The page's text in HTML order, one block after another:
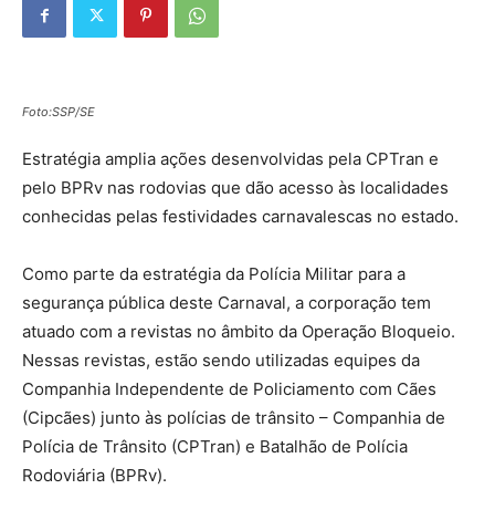
Foto:SSP/SE
Estratégia amplia ações desenvolvidas pela CPTran e
pelo BPRv nas rodovias que dão acesso às localidades
conhecidas pelas festividades carnavalescas no estado.
Como parte da estratégia da Polícia Militar para a
segurança pública deste Carnaval, a corporação tem
atuado com a revistas no âmbito da Operação Bloqueio.
Nessas revistas, estão sendo utilizadas equipes da
Companhia Independente de Policiamento com Cães
(Cipcães) junto às polícias de trânsito – Companhia de
Polícia de Trânsito (CPTran) e Batalhão de Polícia
Rodoviária (BPRv).